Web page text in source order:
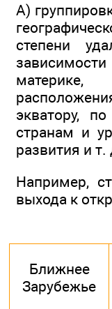
А)
степени
экватору,
странам и
развития и т.
Например,
выхода к
Ближнее
Зарубежье